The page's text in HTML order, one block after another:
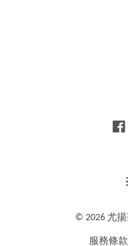
© 2026 尤揚
服務條款